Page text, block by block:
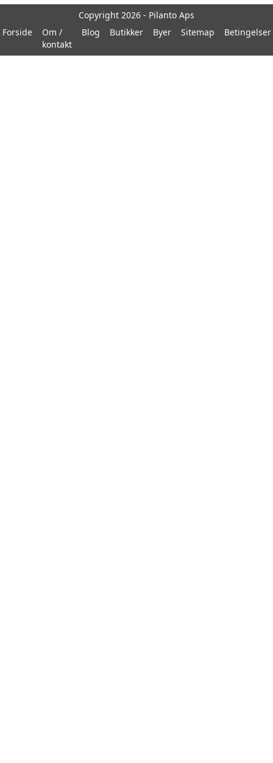
Copyright 2026 - Pilanto Aps
Forside
Om /
kontakt
Blog Butikker Byer Sitemap Betingelser